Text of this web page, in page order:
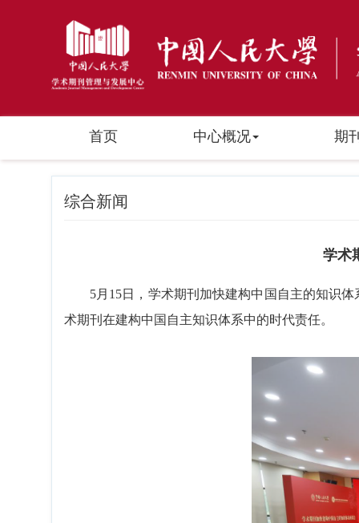
首页 中心概况 期
综合新闻
学术
5月 15日，学术期刊加快建构中国自主的知识
术期刊在建构中国自主知识体系中的时代责任。